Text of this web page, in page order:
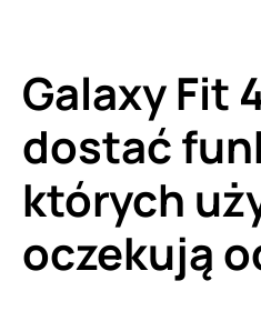
Galaxy Fit
dostać
których
oczekują